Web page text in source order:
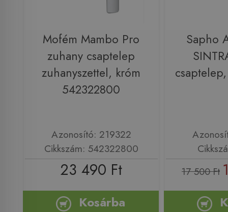
Mofém Mambo Pro
zuhany csaptelep
zuhanyszettel, króm
542322800
Azonosító: 219322
Cikkszám: 542322800
23 490 Ft
Kosárba
Sapho
17 500 Ft